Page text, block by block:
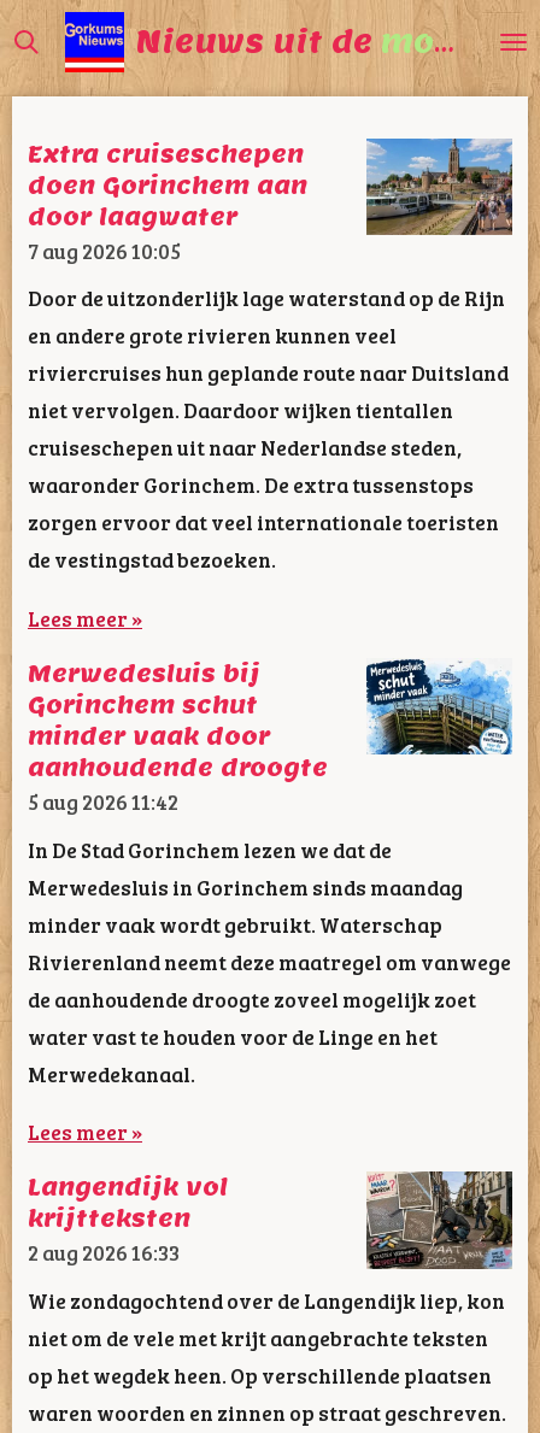
Ga
direct
naar
de
hoofdinhoud
Nieuws uit de mooiste
Extra cruiseschepen
doen Gorinchem aan
door laagwater
7 aug 202610:05
Door de uitzonderlijk lage waterstand op de Rijn
en andere grote rivieren kunnen veel
riviercruises hun geplande route naar Duitsland
niet vervolgen. Daardoor wijken tientallen
cruiseschepen uit naar Nederlandse steden,
waaronder Gorinchem. De extra tussenstops
zorgen ervoor dat veel internationale toeristen
de vestingstad bezoeken.
Lees meer »
Merwedesluis bij
Gorinchem schut
minder vaak door
aanhoudende droogte
5 aug 202611:42
In De Stad Gorinchem lezen we dat de
Merwedesluis in Gorinchem sinds maandag
minder vaak wordt gebruikt. Waterschap
Rivierenland neemt deze maatregel om vanwege
de aanhoudende droogte zoveel mogelijk zoet
water vast te houden voor de Linge en het
Merwedekanaal.
Lees meer »
Langendijk vol
krijtteksten
2 aug 202616:33
Wie zondagochtend over de Langendijk liep, kon
niet om de vele met krijt aangebrachte teksten
op het wegdek heen. Op verschillende plaatsen
waren woorden en zinnen op straat geschreven.